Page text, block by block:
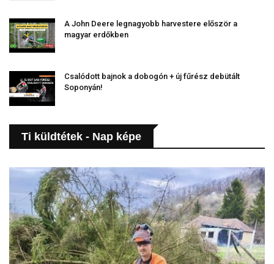
A John Deere legnagyobb harvestere először a
magyar erdőkben
Csalódott bajnok a dobogón + új fűrész debütált
Soponyán!
Ti küldtétek - Nap képe